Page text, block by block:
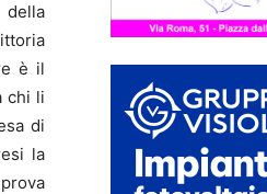
è il
chi li
di
la